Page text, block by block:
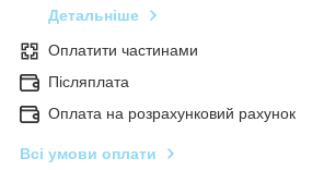
Детальніше
Оплатити частинами
Післяплата
Оплата на розрахунковий рахунок
Всі умови оплати